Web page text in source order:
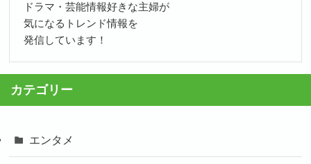
ドラマ・芸能情報好きな主婦が
気になるトレンド情報を
発信しています！
カテゴリー
エンタメ